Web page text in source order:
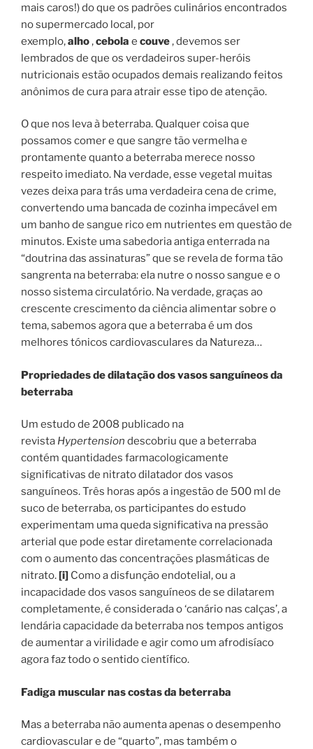
mais caros!) do que os padrões culinários encontrados
no supermercado local, por
exemplo,alho,cebola e couve, devemos ser
lembrados de que os verdadeiros super-heróis
nutricionais estão ocupados demais realizando feitos
anônimos de cura para atrair esse tipo de atenção.
O que nos leva à beterraba. Qualquer coisa que
possamos comer e que sangre tão vermelha e
prontamente quanto a beterraba merece nosso
respeito imediato. Na verdade, esse vegetal muitas
vezes deixa para trás uma verdadeira cena de crime,
convertendo uma bancada de cozinha impecável em
um banho de sangue rico em nutrientes em questão de
minutos. Existe uma sabedoria antiga enterrada na
“doutrina das assinaturas” que se revela de forma tão
sangrenta na beterraba: ela nutre o nosso sangue e o
nosso sistema circulatório. Na verdade, graças ao
crescente crescimento da ciência alimentar sobre o
tema, sabemos agora que a beterraba é um dos
melhores tónicos cardiovasculares da Natureza…
Propriedades de dilatação dos vasos sanguíneos da
beterraba
Um estudo de 2008 publicado na
revista Hypertension descobriu que a beterraba
contém quantidades farmacologicamente
significativas de nitrato dilatador dos vasos
sanguíneos. Três horas após a ingestão de 500 ml de
suco de beterraba, os participantes do estudo
experimentam uma queda significativa na pressão
arterial que pode estar diretamente correlacionada
com o aumento das concentrações plasmáticas de
nitrato.[i] Como a disfunção endotelial, ou a
incapacidade dos vasos sanguíneos de se dilatarem
completamente, é considerada o ‘canário nas calças’, a
lendária capacidade da beterraba nos tempos antigos
de aumentar a virilidade e agir como um afrodisíaco
agora faz todo o sentido científico.
Fadiga muscular nas costas da beterraba
Mas a beterraba não aumenta apenas o desempenho
cardiovascular e de “quarto”, mas também o